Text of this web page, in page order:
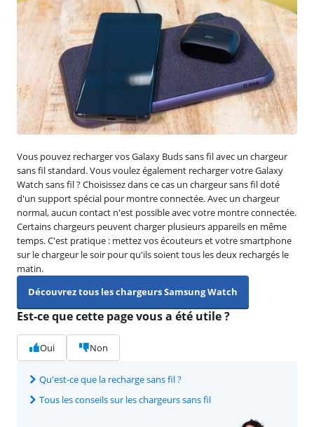
Vous pouvez recharger vos Galaxy Buds sans fil avec un chargeur
sans fil standard. Vous voulez également recharger votre Galaxy
Watch sans fil ? Choisissez dans ce cas un chargeur sans fil doté
d'un support spécial pour montre connectée. Avec un chargeur
normal, aucun contact n'est possible avec votre montre connectée.
Certains chargeurs peuvent charger plusieurs appareils en même
temps. C'est pratique : mettez vos écouteurs et votre smartphone
sur le chargeur le soir pour qu'ils soient tous les deux rechargés le
matin.
Découvrez tous les chargeurs Samsung Watch
Est-ce que cette page vous a été utile ?
Oui Non
Qu'est-ce que la recharge sans fil ?
Tous les conseils sur les chargeurs sans fil